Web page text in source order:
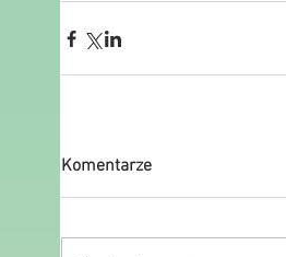
Komentarze